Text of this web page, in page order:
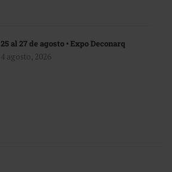
25 al 27 de agosto • Expo Deconarq
4 agosto, 2026